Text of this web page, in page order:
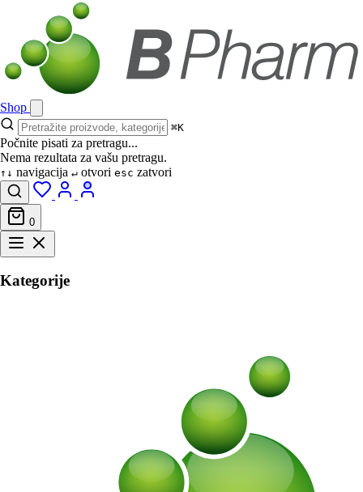
Shop
⌘K
Počnite pisati za pretragu...
Nema rezultata za vašu pretragu.
↑↓ navigacija ↵ otvori esc zatvori
0
Kategorije